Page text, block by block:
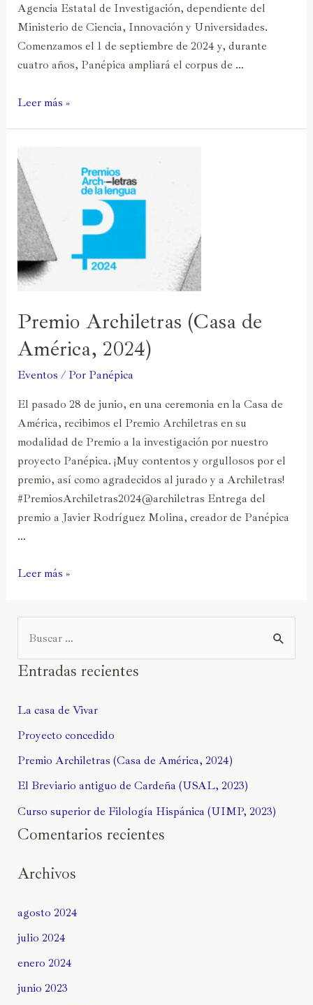
Agencia Estatal de Investigación, dependiente del
Ministerio de Ciencia, Innovación y Universidades.
Comenzamos el 1 de septiembre de 2024 y, durante
cuatro años, Panépica ampliará el corpus de …
Leer más »
Premio Archiletras (Casa de
América, 2024)
Eventos / Por Panépica
El pasado 28 de junio, en una ceremonia en la Casa de
América, recibimos el Premio Archiletras en su
modalidad de Premio a la investigación por nuestro
proyecto Panépica. ¡Muy contentos y orgullosos por el
premio, así como agradecidos al jurado y a Archiletras!
#PremiosArchiletras2024@archiletras Entrega del
premio a Javier Rodríguez Molina, creador de Panépica
…
Leer más »
Entradas recientes
La casa de Vivar
Proyecto concedido
Premio Archiletras (Casa de América, 2024)
El Breviario antiguo de Cardeña (USAL, 2023)
Curso superior de Filología Hispánica (UIMP, 2023)
Comentarios recientes
Archivos
agosto 2024
julio 2024
enero 2024
junio 2023